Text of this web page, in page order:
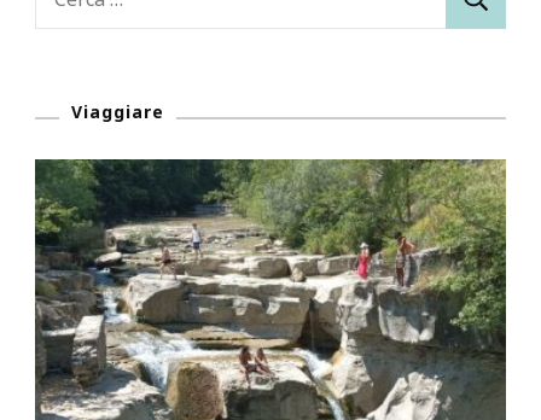
Viaggiare